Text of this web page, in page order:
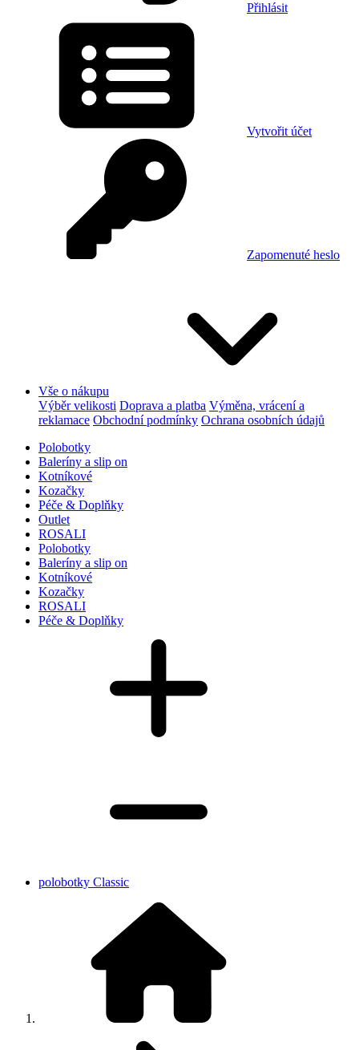
Přihlásit
Vytvořit účet
Zapomenuté heslo
Vše o nákupu
Výběr velikosti Doprava a platba Výměna, vrácení a
reklamace Obchodní podmínky Ochrana osobních údajů
Polobotky
Baleríny a slip on
Kotníkové
Kozačky
Péče & Doplňky
Outlet
ROSALI
Polobotky
Baleríny a slip on
Kotníkové
Kozačky
ROSALI
Péče & Doplňky
polobotky Classic